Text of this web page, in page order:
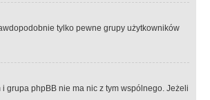
tylko pewne grupy użytkowników
grupa phpBB nie ma nic z tym wspólnego. Jeżeli